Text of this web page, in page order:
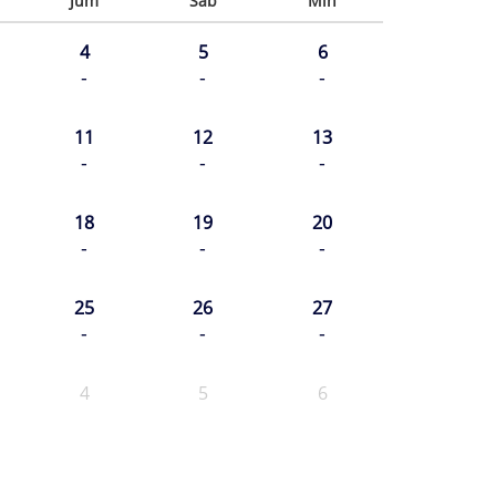
4
-
5
-
6
-
11
-
12
-
13
-
18
-
19
-
20
-
25
-
26
-
27
-
4 5 6